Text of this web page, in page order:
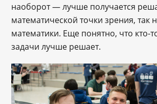
наоборот — лучше получается
математической точки зрения, так
математики. Еще понятно, что кто-
задачи лучше решает.